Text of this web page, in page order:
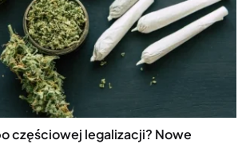
częściowej legalizacji? Nowe